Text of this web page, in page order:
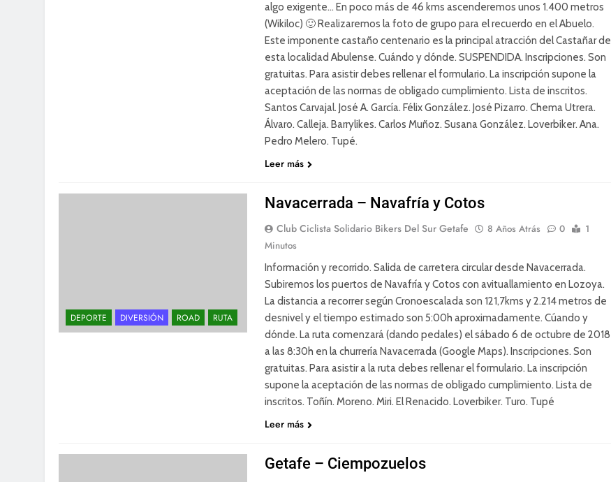
algo exigente… En poco más de 46 kms ascenderemos unos 1.400 metros
(Wikiloc) 🙂 Realizaremos la foto de grupo para el recuerdo en el Abuelo.
Este imponente castaño centenario es la principal atracción del Castañar de
esta localidad Abulense. Cuándo y dónde. SUSPENDIDA. Inscripciones. Son
gratuitas. Para asistir debes rellenar el formulario. La inscripción supone la
aceptación de las normas de obligado cumplimiento. Lista de inscritos.
Santos Carvajal. José A. García. Félix González. José Pizarro. Chema Utrera.
Álvaro. Calleja. Barrylikes. Carlos Muñoz. Susana González. Loverbiker. Ana.
Pedro Melero. Tupé.
Leer más
DEPORTE DIVERSIÓN ROAD RUTA
Navacerrada – Navafría y Cotos
Club Ciclista Solidario Bikers Del Sur Getafe 8 Años Atrás 0
1
Minutos
Información y recorrido. Salida de carretera circular desde Navacerrada.
Subiremos los puertos de Navafría y Cotos con avituallamiento en Lozoya.
La distancia a recorrer según Cronoescalada son 121,7kms y 2.214 metros de
desnivel y el tiempo estimado son 5:00h aproximadamente. Cúando y
dónde. La ruta comenzará (dando pedales) el sábado 6 de octubre de 2018
a las 8:30h en la churrería Navacerrada (Google Maps). Inscripciones. Son
gratuitas. Para asistir a la ruta debes rellenar el formulario. La inscripción
supone la aceptación de las normas de obligado cumplimiento. Lista de
inscritos. Toñín. Moreno. Miri. El Renacido. Loverbiker. Turo. Tupé
Leer más
Getafe – Ciempozuelos